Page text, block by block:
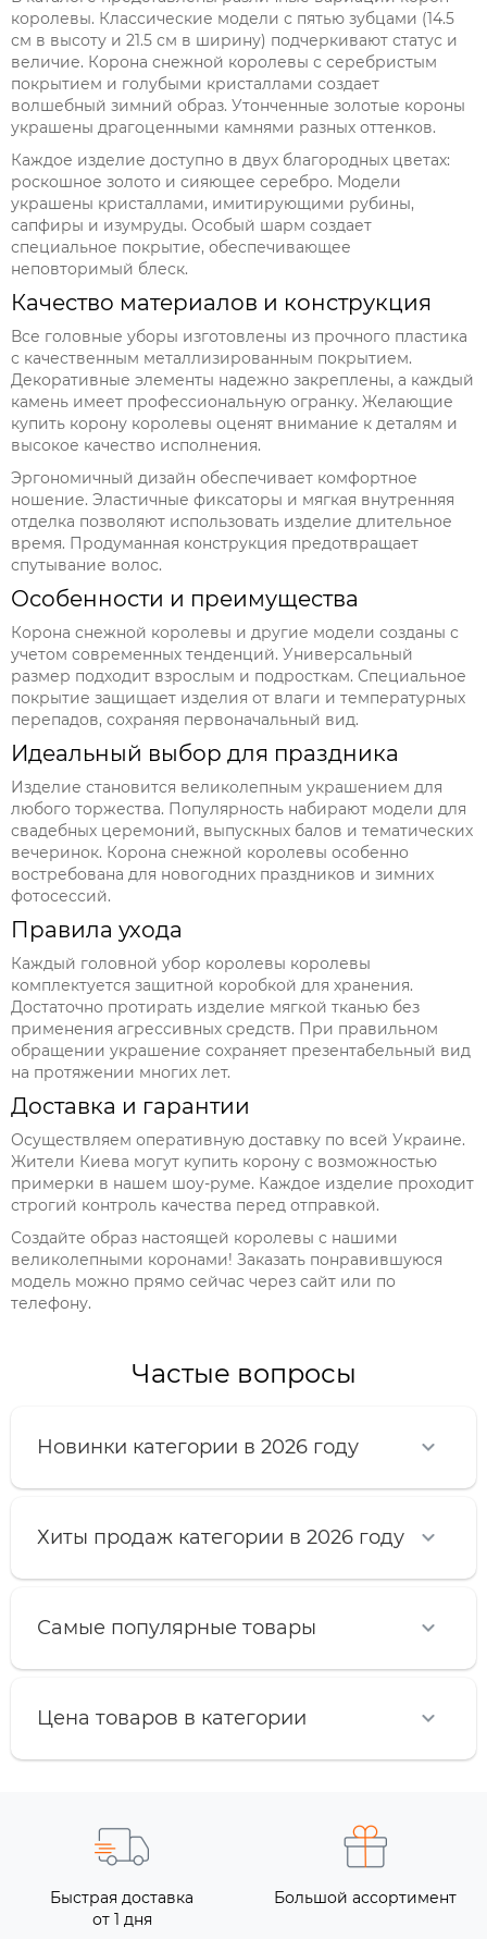
королевы. Классические модели с пятью зубцами (14.5
см в высоту и 21.5 см в ширину) подчеркивают статус и
величие. Корона снежной королевы с серебристым
покрытием и голубыми кристаллами создает
волшебный зимний образ. Утонченные золотые короны
украшены драгоценными камнями разных оттенков.
Каждое изделие доступно в двух благородных цветах:
роскошное золото и сияющее серебро. Модели
украшены кристаллами, имитирующими рубины,
сапфиры и изумруды. Особый шарм создает
специальное покрытие, обеспечивающее
неповторимый блеск.
Качество материалов и конструкция
Все головные уборы изготовлены из прочного пластика
с качественным металлизированным покрытием.
Декоративные элементы надежно закреплены, а каждый
камень имеет профессиональную огранку. Желающие
купить корону королевы оценят внимание к деталям и
высокое качество исполнения.
Эргономичный дизайн обеспечивает комфортное
ношение. Эластичные фиксаторы и мягкая внутренняя
отделка позволяют использовать изделие длительное
время. Продуманная конструкция предотвращает
спутывание волос.
Особенности и преимущества
Корона снежной королевы и другие модели созданы с
учетом современных тенденций. Универсальный
размер подходит взрослым и подросткам. Специальное
покрытие защищает изделия от влаги и температурных
перепадов, сохраняя первоначальный вид.
Идеальный выбор для праздника
Изделие становится великолепным украшением для
любого торжества. Популярность набирают модели для
свадебных церемоний, выпускных балов и тематических
вечеринок. Корона снежной королевы особенно
востребована для новогодних праздников и зимних
фотосессий.
Правила ухода
Каждый головной убор королевы королевы
комплектуется защитной коробкой для хранения.
Достаточно протирать изделие мягкой тканью без
применения агрессивных средств. При правильном
обращении украшение сохраняет презентабельный вид
на протяжении многих лет.
Доставка и гарантии
Осуществляем оперативную доставку по всей Украине.
Жители Киева могут купить корону с возможностью
примерки в нашем шоу-руме. Каждое изделие проходит
строгий контроль качества перед отправкой.
Создайте образ настоящей королевы с нашими
великолепными коронами! Заказать понравившуюся
модель можно прямо сейчас через сайт или по
телефону.
Частые вопросы
Новинки категории в 2026 году
Хиты продаж категории в 2026 году
Самые популярные товары
Цена товаров в категории
Быстрая доставка
от 1 дня
Большой ассортимент